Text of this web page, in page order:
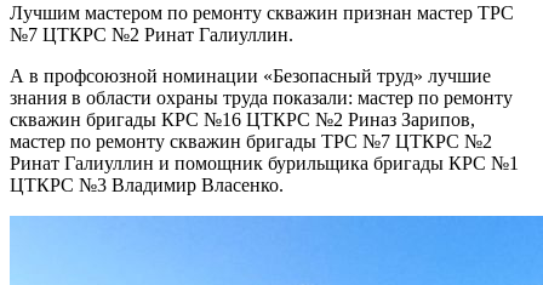
Лучшим мастером по ремонту скважин признан мастер ТРС
№7 ЦТКРС №2 Ринат Галиуллин.
А в профсоюзной номинации «Безопасный труд» лучшие
знания в области охраны труда показали: мастер по ремонту
скважин бригады КРС №16 ЦТКРС №2 Риназ Зарипов,
мастер по ремонту скважин бригады ТРС №7 ЦТКРС №2
Ринат Галиуллин и помощник бурильщика бригады КРС №1
ЦТКРС №3 Владимир Власенко.